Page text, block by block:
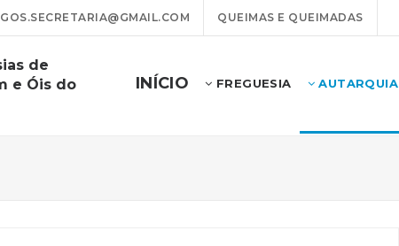
QUEIMAS E QUEIMADAS
de
e Óis do
INÍCIO FREGUESIA AUTARQUIA